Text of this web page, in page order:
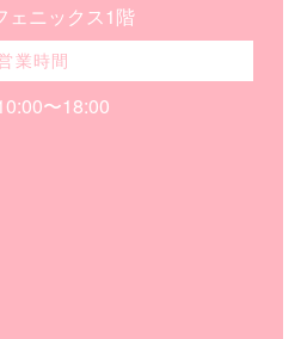
ェニックス1階
業時間
〜18:00